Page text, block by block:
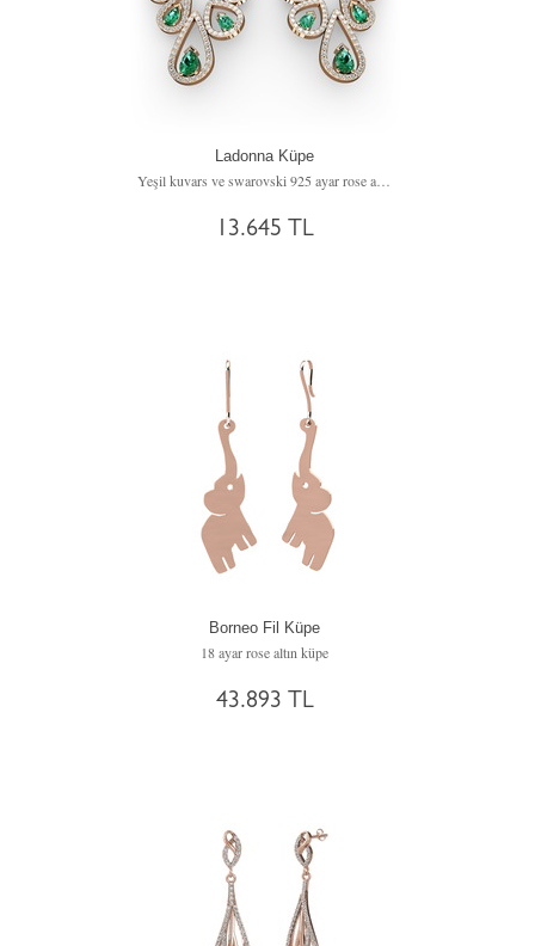
Ladonna Küpe
Yeşil kuvars ve swarovski 925 ayar rose altın kaplama gümüş küpe
13.645 TL
Borneo Fil Küpe
18 ayar rose altın küpe
43.893 TL